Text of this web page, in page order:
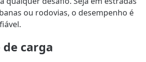
ou rodovias, o desempenho é
de carga